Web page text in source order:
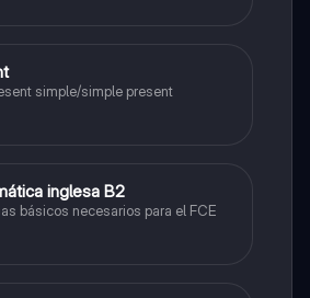
simple/simple present
inglesa B2
básicos necesarios para el FCE